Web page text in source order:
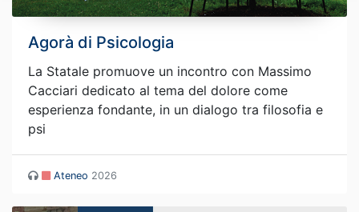
Agorà di Psicologia
La Statale promuove un incontro con Massimo
Cacciari dedicato al tema del dolore come
esperienza fondante, in un dialogo tra filosofia e
psi
Ateneo 2026